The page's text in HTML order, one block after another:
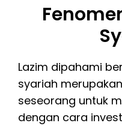
Lazim dipahami
syariah
seseorang untuk
dengan cara